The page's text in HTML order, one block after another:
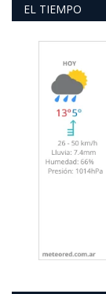
EL TIEMPO